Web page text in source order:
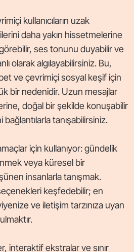
kullanıcıların uzak
daha yakın hissetmelerine
ses tonunu duyabilir ve
olarak algılayabilirsiniz. Bu,
ve çevrimiçi sosyal keşif için
bir nedenidir. Uzun mesajlar
doğal bir şekilde konuşabilir
tanışabilirsiniz.
için kullanıyor: gündelik
veya küresel bir
insanlarla tanışmak.
keşfedebilir; en
ve iletişim tarzınıza uyan
interaktif ekstralar ve sınır